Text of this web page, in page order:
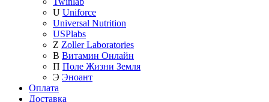
U Uniforce
Universal Nutrition
USPlabs
Z Zoller Laboratories
В Витамин Онлайн
П Поле Жизни Земля
Э Эноант
Оплата
Доставка